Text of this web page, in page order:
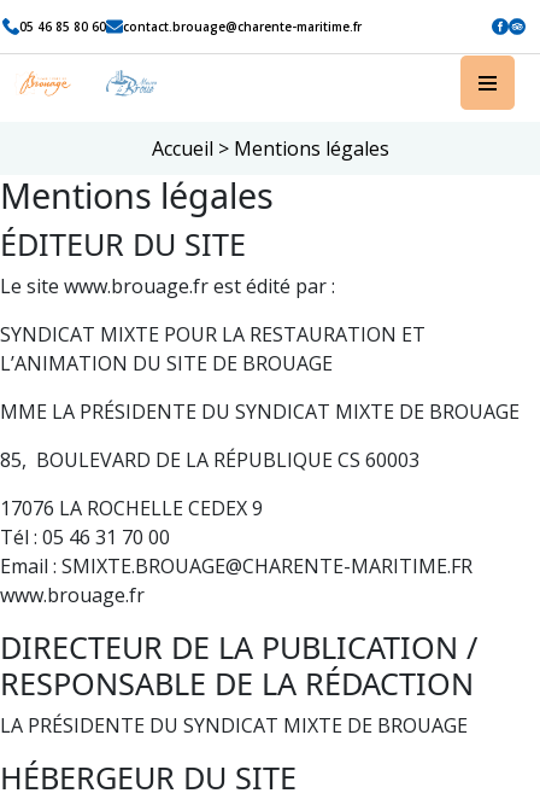
05 46 85 80 60 contact.brouage@charente-maritime.fr
Accueil > Mentions légales
Mentions légales
ÉDITEUR DU SITE
Le site www.brouage.fr est édité par :
SYNDICAT MIXTE POUR LA RESTAURATION ET
L’ANIMATION DU SITE DE BROUAGE
MME LA PRÉSIDENTE DU SYNDICAT MIXTE DE BROUAGE
85, BOULEVARD DE LA RÉPUBLIQUE CS 60003
17076 LA ROCHELLE CEDEX 9
Tél : 05 46 31 70 00
Email : SMIXTE.BROUAGE@CHARENTE-MARITIME.FR
www.brouage.fr
DIRECTEUR DE LA PUBLICATION /
RESPONSABLE DE LA RÉDACTION
LA PRÉSIDENTE DU SYNDICAT MIXTE DE BROUAGE
HÉBERGEUR DU SITE